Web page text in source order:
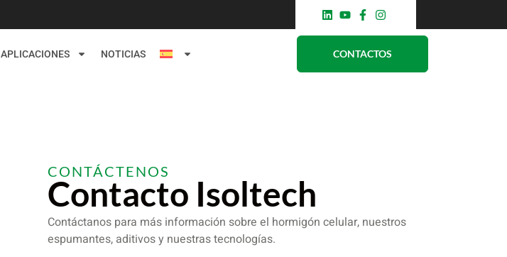
APLICACIONES NOTICIAS CONTACTOS
CONTÁCTENOS
Contacto Isoltech
Contáctanos para más información sobre el hormigón celular, nuestros
espumantes, aditivos y nuestras tecnologías.